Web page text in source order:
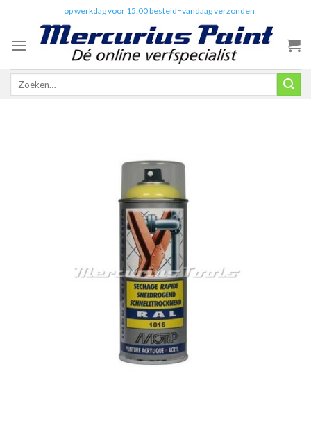
content
op werkdag voor 15:00 besteld=vandaag verzonden
Zoeken